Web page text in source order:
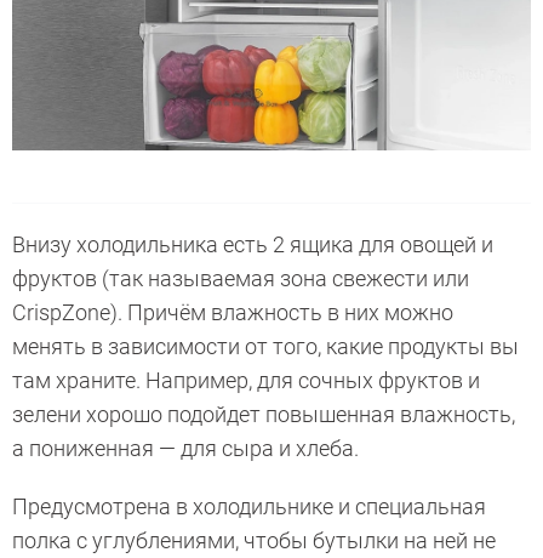
Внизу холодильника есть 2 ящика для овощей и
фруктов (так называемая зона свежести или
CrispZone). Причём влажность в них можно
менять в зависимости от того, какие продукты вы
там храните. Например, для сочных фруктов и
зелени хорошо подойдет повышенная влажность,
а пониженная — для сыра и хлеба.
Предусмотрена в холодильнике и специальная
полка с углублениями, чтобы бутылки на ней не